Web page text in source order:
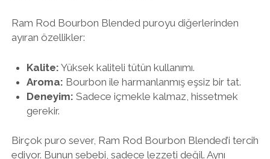
Ram Rod Bourbon Blended puroyu diğerlerinden
ayıran özellikler:
Kalite: Yüksek kaliteli tütün kullanımı.
Aroma: Bourbon ile harmanlanmış eşsiz bir tat.
Deneyim: Sadece içmekle kalmaz, hissetmek
gerekir.
Birçok puro sever, Ram Rod Bourbon Blended’i tercih
ediyor. Bunun sebebi, sadece lezzeti değil. Aynı